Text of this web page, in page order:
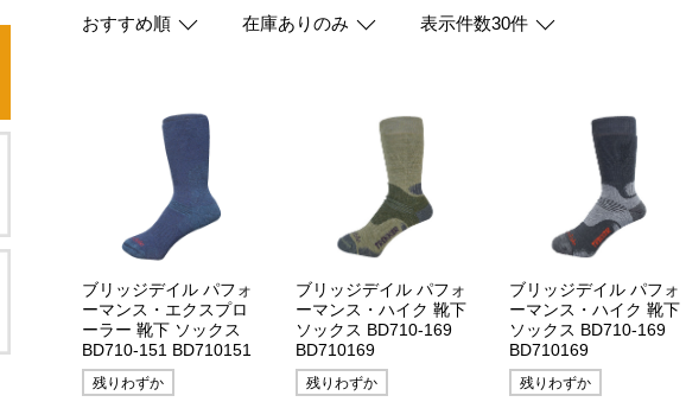
おすすめ順 在庫ありのみ 表示件数30件
ブリッジデイル パフォ
ーマンス・エクスプロ
ーラー 靴下 ソックス
BD710-151 BD710151
残りわずか
ブリッジデイル パフォ
ーマンス・ハイク 靴下
ソックス BD710-169
BD710169
残りわずか
ブリッジデイル パフォ
ーマンス・ハイク 靴下
ソックス BD710-169
BD710169
残りわずか